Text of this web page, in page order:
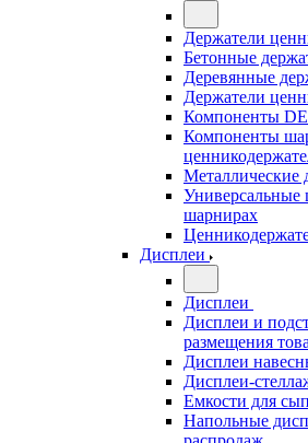
Держатели
Бетонные
Деревянные
Держатели
Компоненты
Компоненты
Металлические
Универсальные
шарнирах
Дисплеи
Дисплеи
Дисплеи и
размещения
Дисплеи
Дисплеи-
Емкости для
Напольные